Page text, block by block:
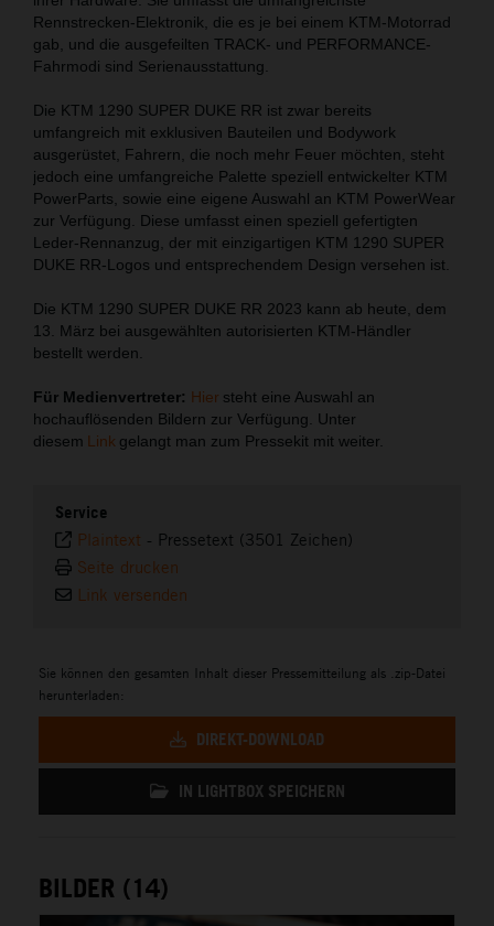
Rennstrecken-Elektronik, die es je bei einem KTM-Motorrad
gab, und die ausgefeilten TRACK- und PERFORMANCE-
Fahrmodi sind Serienausstattung.
Die KTM 1290 SUPER DUKE RR ist zwar bereits
umfangreich mit exklusiven Bauteilen und Bodywork
ausgerüstet, Fahrern, die noch mehr Feuer möchten, steht
jedoch eine umfangreiche Palette speziell entwickelter KTM
PowerParts, sowie eine eigene Auswahl an KTM PowerWear
zur Verfügung. Diese umfasst einen speziell gefertigten
Leder-Rennanzug, der mit einzigartigen KTM 1290 SUPER
DUKE RR-Logos und entsprechendem Design versehen ist.
Die KTM 1290 SUPER DUKE RR 2023 kann ab heute, dem
13. März bei ausgewählten autorisierten KTM-Händler
bestellt werden.
Für Medienvertreter: Hier steht eine Auswahl an
hochauflösenden Bildern zur Verfügung. Unter
diesem Link gelangt man zum Pressekit mit weiter.
Service
Plaintext - Pressetext (3501 Zeichen)
Seite drucken
Link versenden
Sie können den gesamten Inhalt dieser Pressemitteilung als .zip-Datei
herunterladen:
DIREKT-DOWNLOAD
IN LIGHTBOX SPEICHERN
BILDER (14)